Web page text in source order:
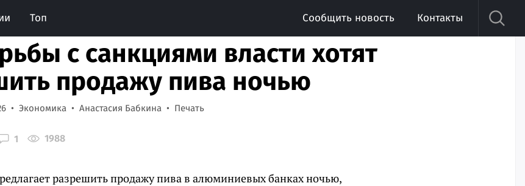
Топ Сообщить новость Контакты
с санкциями власти хотят
продажу пива ночью
Экономика Анастасия Бабкина Печать
1 1988
разрешить продажу пива в алюминиевых банках ночью,